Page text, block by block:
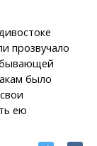
прозвучало
было
ею